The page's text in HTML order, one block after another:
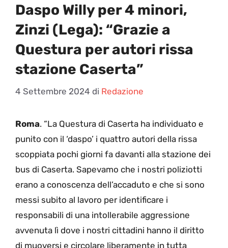
Daspo Willy per 4 minori,
Zinzi (Lega): “Grazie a
Questura per autori rissa
stazione Caserta”
4 Settembre 2024 di Redazione
Roma. “La Questura di Caserta ha individuato e
punito con il ‘daspo’ i quattro autori della rissa
scoppiata pochi giorni fa davanti alla stazione dei
bus di Caserta. Sapevamo che i nostri poliziotti
erano a conoscenza dell’accaduto e che si sono
messi subito al lavoro per identificare i
responsabili di una intollerabile aggressione
avvenuta lì dove i nostri cittadini hanno il diritto
di muoversi e circolare liberamente in tutta